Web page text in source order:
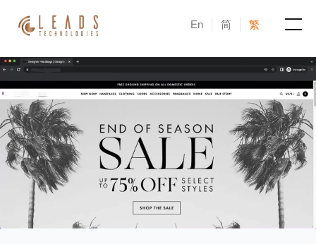
En 简 繁
產品
服務
成功案例
新聞與活動
部落格